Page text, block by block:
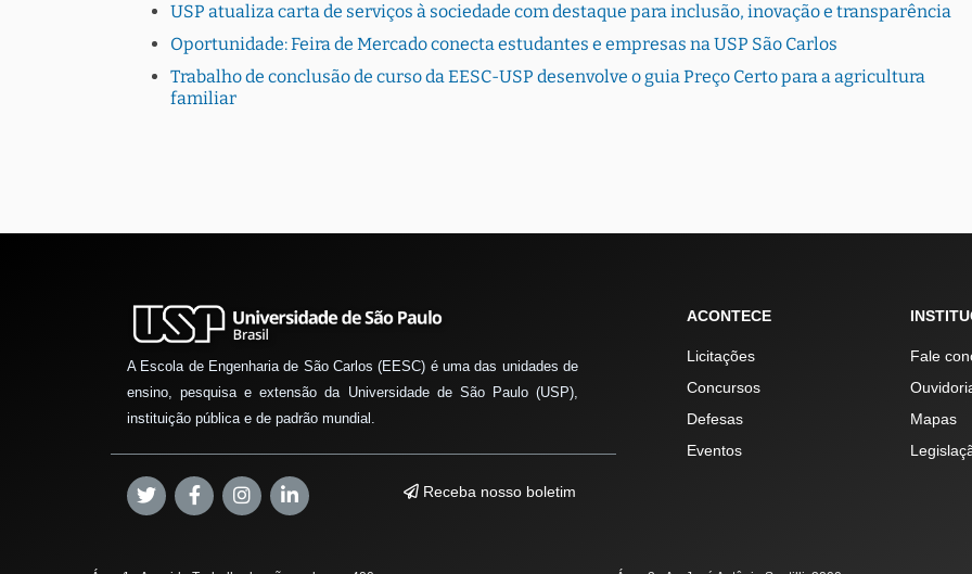
USP atualiza carta de serviços à sociedade com destaque para inclusão, inovação e transparência
Oportunidade: Feira de Mercado conecta estudantes e empresas na USP São Carlos
Trabalho de conclusão de curso da EESC-USP desenvolve o guia Preço Certo para a agricultura
familiar
A Escola de Engenharia de São Carlos (EESC) é uma das unidades de
ensino, pesquisa e extensão da Universidade de São Paulo (USP),
instituição pública e de padrão mundial.
Receba nosso boletim
ACONTECE
Licitações
Concursos
Defesas
Eventos
Fale
Mapas